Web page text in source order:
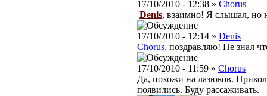
17/10/2010 - 12:38 » Chorus
Denis, взаимно! Я слышал, но
17/10/2010 - 12:14 » Denis
Chorus, поздравляю! Не знал
17/10/2010 - 11:59 » Chorus
Да, похожи на лазюков.
появились. Буду рассаживать.